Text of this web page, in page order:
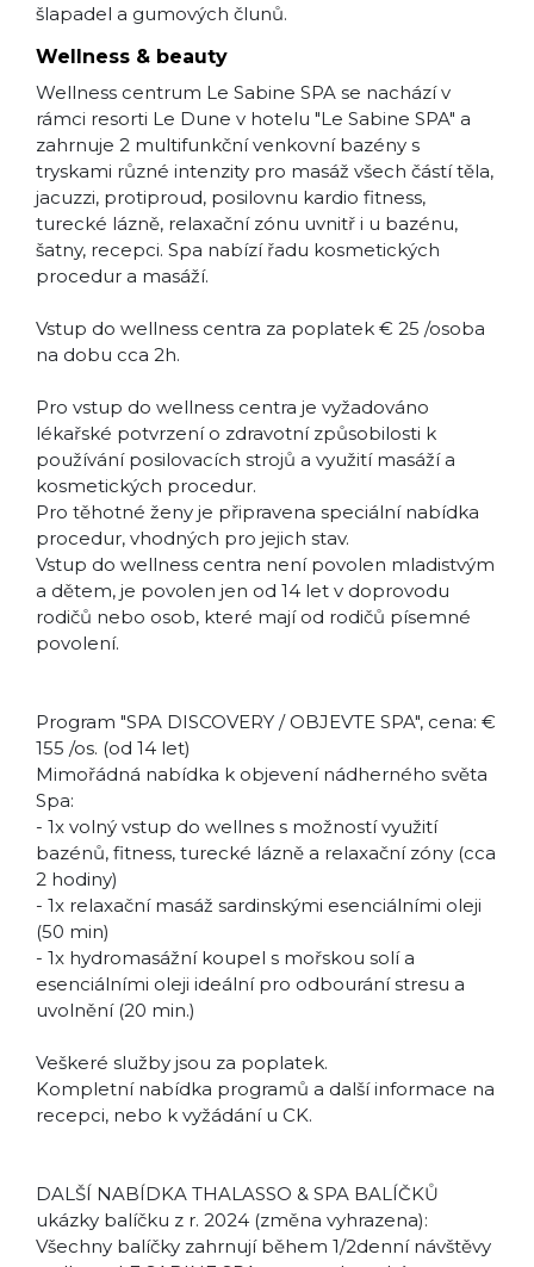
šlapadel a gumových člunů.
Wellness & beauty
Wellness centrum Le Sabine SPA se nachází v
rámci resorti Le Dune v hotelu "Le Sabine SPA" a
zahrnuje 2 multifunkční venkovní bazény s
tryskami různé intenzity pro masáž všech částí těla,
jacuzzi, protiproud, posilovnu kardio fitness,
turecké lázně, relaxační zónu uvnitř i u bazénu,
šatny, recepci. Spa nabízí řadu kosmetických
procedur a masáží.
Vstup do wellness centra za poplatek € 25 /osoba
na dobu cca 2h.
Pro vstup do wellness centra je vyžadováno
lékařské potvrzení o zdravotní způsobilosti k
používání posilovacích strojů a využití masáží a
kosmetických procedur.
Pro těhotné ženy je připravena speciální nabídka
procedur, vhodných pro jejich stav.
Vstup do wellness centra není povolen mladistvým
a dětem, je povolen jen od 14 let v doprovodu
rodičů nebo osob, které mají od rodičů písemné
povolení.
Program "SPA DISCOVERY / OBJEVTE SPA", cena: €
155 /os. (od 14 let)
Mimořádná nabídka k objevení nádherného světa
Spa:
- 1x volný vstup do wellnes s možností využití
bazénů, fitness, turecké lázně a relaxační zóny (cca
2 hodiny)
- 1x relaxační masáž sardinskými esenciálními oleji
(50 min)
- 1x hydromasážní koupel s mořskou solí a
esenciálními oleji ideální pro odbourání stresu a
uvolnění (20 min.)
Veškeré služby jsou za poplatek.
Kompletní nabídka programů a další informace na
recepci, nebo k vyžádání u CK.
DALŠÍ NABÍDKA THALASSO & SPA BALÍČKŮ
ukázky balíčku z r. 2024 (změna vyhrazena):
Všechny balíčky zahrnují během 1/2denní návštěvy